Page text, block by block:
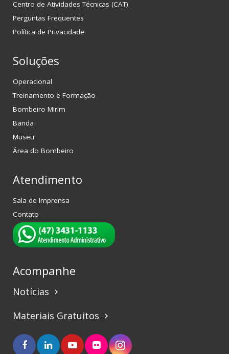
Centro de Atividades Técnicas (CAT)
Perguntas Frequentes
Política de Privacidade
Soluções
Operacional
Treinamento e Formação
Bombeiro Mirim
Banda
Museu
Área do Bombeiro
Atendimento
Sala de Imprensa
Contato
Acompanhe
Notícias keyboard_arrow_right
Materiais Gratuitos keyboard_arrow_right